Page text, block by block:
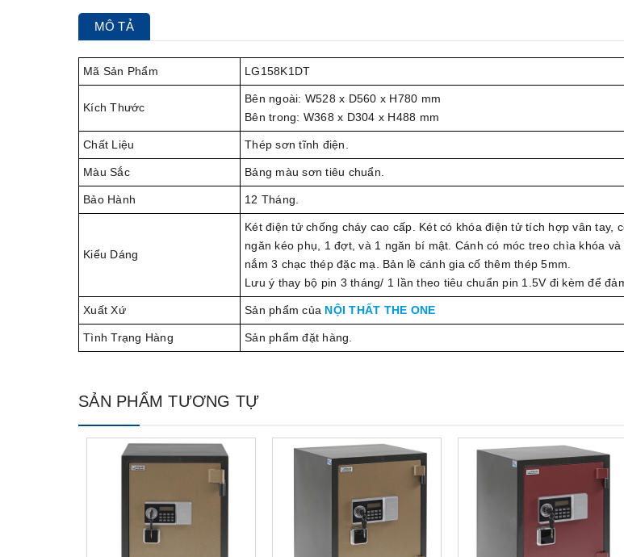
MÔ TẢ
Mã Sản Phẩm LG158K1DT
Kích Thước
Bên ngoài: W528 x D560 x H780 mm
Bên trong: W368 x D304 x H488 mm
Chất Liệu Thép sơn tĩnh điện.
Màu Sắc Bảng màu sơn tiêu chuẩn.
Bảo Hành 12 Tháng.
Kiểu Dáng
Két điện tử chống cháy cao cấp. Két có khóa điện tử tích hợp vân tay,
ngăn kéo phụ, 1 đợt, và 1 ngăn bí mật. Cánh có móc treo chìa khóa
nắm 3 chạc thép đặc mạ. Bản lề cánh gia cố thêm thép 5mm.
Lưu ý thay bộ pin 3 tháng/ 1 lần theo tiêu chuẩn pin 1.5V đi kèm để
Xuất Xứ Sản phẩm của NỘI THẤT THE ONE
Tình Trạng Hàng Sản phẩm đặt hàng.
SẢN PHẨM TƯƠNG TỰ